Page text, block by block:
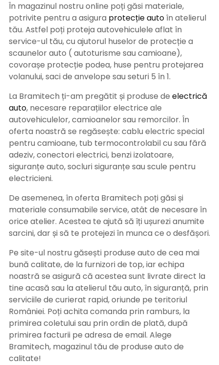
În magazinul nostru online poți găsi materiale,
potrivite pentru a asigura protecție autoîn atelierul
tău. Astfel poți proteja autovehiculele aflat în
service-ul tău, cu ajutorul huselor de protecție a
scaunelor auto ( autoturisme sau camioane),
covorașe protecție podea, huse pentru protejarea
volanului, saci de anvelope sau seturi 5 în 1.
La Bramitech ți-am pregătit și produse de electrică
auto, necesare reparațiilor electrice ale
autovehiculelor, camioanelor sau remorcilor. În
oferta noastră se regăsește: cablu electric special
pentru camioane, tub termocontrolabil cu sau fără
adeziv, conectori electrici, benzi izolatoare,
siguranțe auto, socluri siguranțe sau scule pentru
electricieni.
De asemenea, în oferta Bramitech poți găsi și
materiale consumabile service, atât de necesare în
orice atelier. Acestea te ajută să îți ușurezi anumite
sarcini, dar și să te protejezi în munca ce o desfășori.
Pe site-ul nostru găsești produse auto de cea mai
bună calitate, de la furnizori de top, iar echipa
noastră se asigură că acestea sunt livrate direct la
tine acasă sau la atelierul tău auto, în siguranță, prin
serviciile de curierat rapid, oriunde pe teritoriul
României. Poți achita comanda prin ramburs, la
primirea coletului sau prin ordin de plată, după
primirea facturii pe adresa de email. Alege
Bramitech, magazinul tău de produse auto de
calitate!